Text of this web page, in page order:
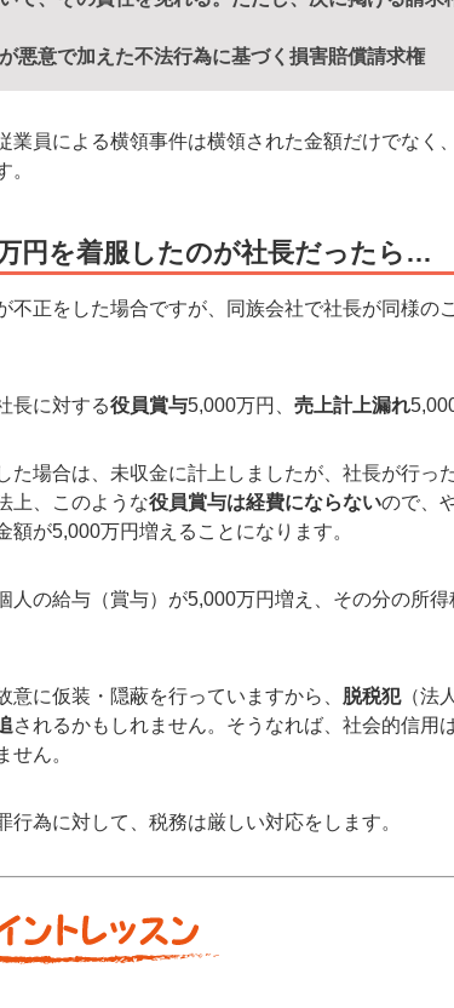
意で加えた不法行為に基づく損害賠償請求権
員による横領事件は横領された金額だけでなく
。
円を着服したのが社長だったら…
正をした場合ですが、同族会社で社長が同様の
長に対する役員賞与5,000万円、 売上計上漏れ
場合は、未収金に計上しましたが、社長が行っ
上、このような役員賞与は経費にならないので、
額が5,000万円増えることになります。
の給与（賞与）が5,000万円増え、その分の所得
に仮装・隠蔽を行っていますから、 脱税犯（法
されるかもしれません。そうなれば、社会的信用
せん。
為に対して、税務は厳しい対応をします。